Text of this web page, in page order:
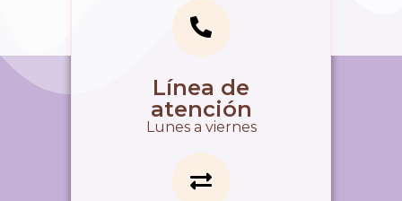
Línea de
atención
Lunes a viernes